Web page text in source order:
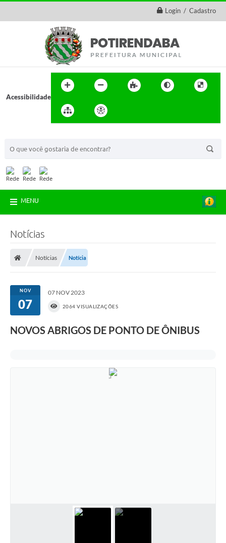
Login / Cadastro
Acessibilidade
MENU
Notícias
Notícias Notícia
NOV
07
07 NOV 2023
2064 VISUALIZAÇÕES
NOVOS ABRIGOS DE PONTO DE ÔNIBUS